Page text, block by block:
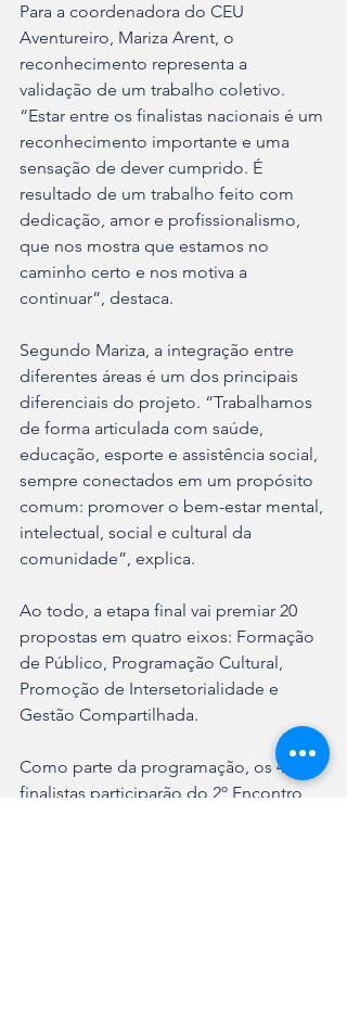
Para a coordenadora do CEU
Aventureiro, Mariza Arent, o
reconhecimento representa a
validação de um trabalho coletivo.
“Estar entre os finalistas nacionais é um
reconhecimento importante e uma
sensação de dever cumprido. É
resultado de um trabalho feito com
dedicação, amor e profissionalismo,
que nos mostra que estamos no
caminho certo e nos motiva a
continuar”, destaca.
Segundo Mariza, a integração entre
diferentes áreas é um dos principais
diferenciais do projeto. “Trabalhamos
de forma articulada com saúde,
educação, esporte e assistência social,
sempre conectados em um propósito
comum: promover o bem-estar mental,
intelectual, social e cultural da
comunidade”, explica.
Ao todo, a etapa final vai premiar 20
propostas em quatro eixos: Formação
de Público, Programação Cultural,
Promoção de Intersetorialidade e
Gestão Compartilhada.
Como parte da programação, os 45
finalistas participarão do 2º Encontro